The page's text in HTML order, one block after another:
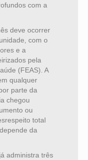
com a
deve ocorrer
com o
e a
pela
(FEAS). A
qualquer
parte da
chegou
ou
total
da
administra três